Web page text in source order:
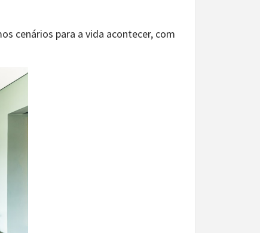
cenários para a vida acontecer, com